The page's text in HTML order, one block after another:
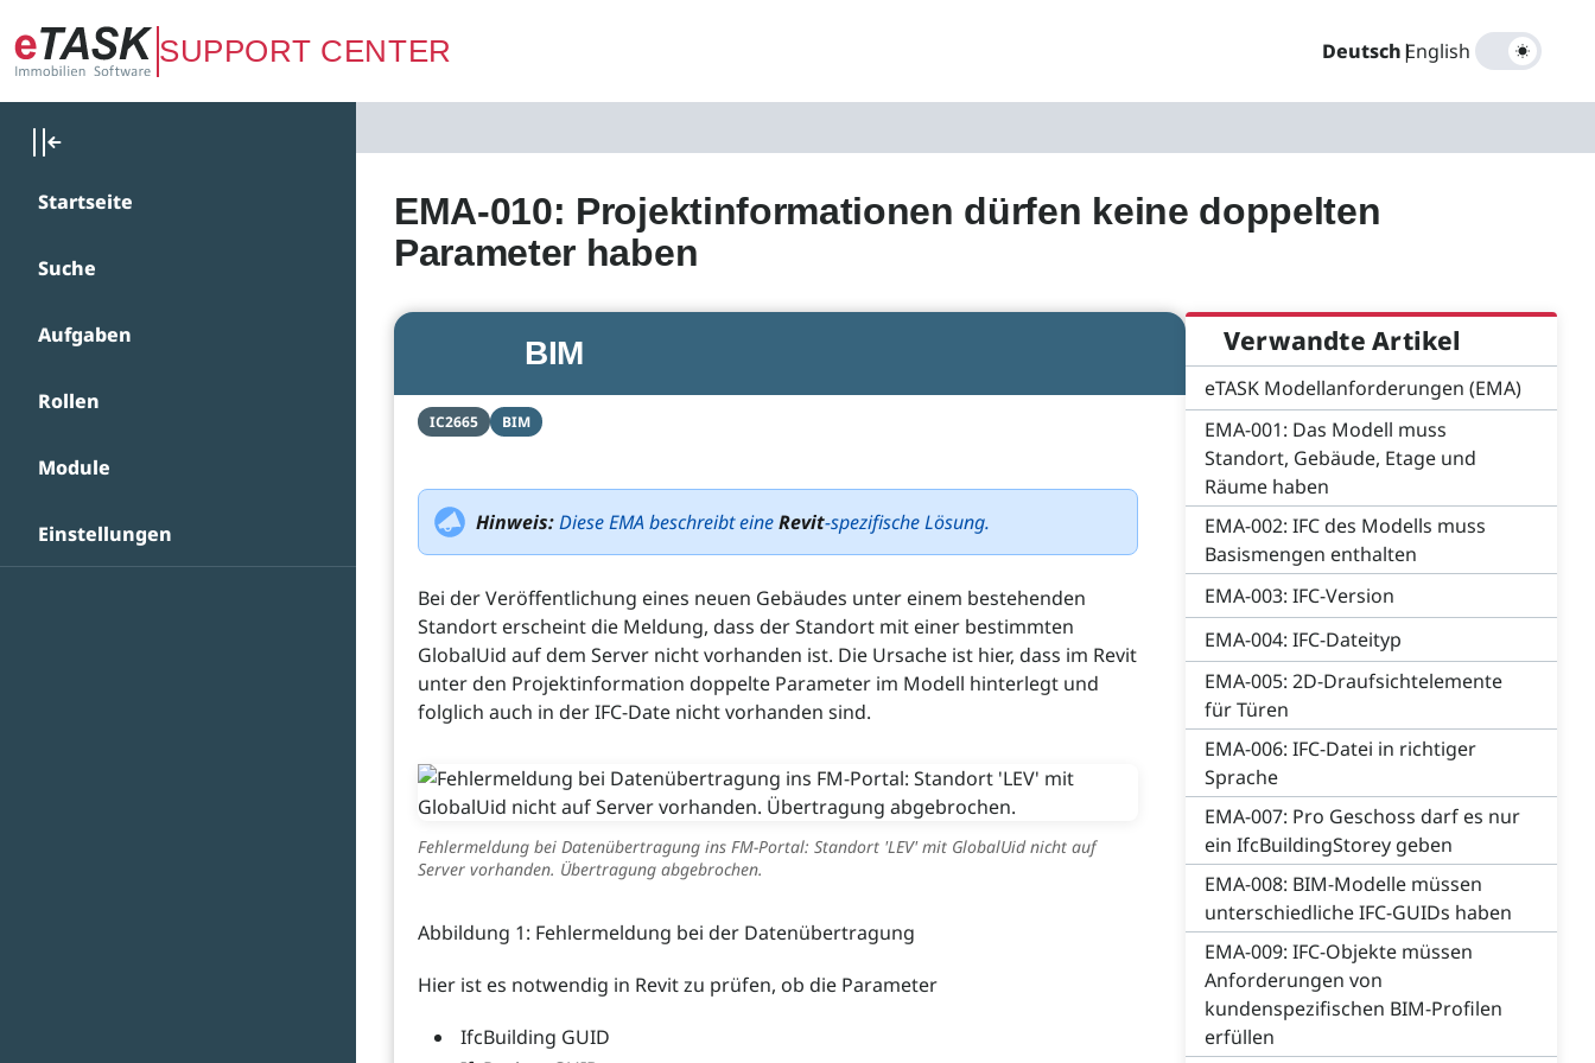
Zum Hauptinhalt springen
SUPPORT CENTER Deutsch|
English
Startseite
Suche
Aufgaben
Rollen
Module
Einstellungen
EMA-010: Projektinformationen dürfen keine doppelten
Parameter haben
BIM
IC2665 BIM
Hinweis:Diese EMA beschreibt eineRevit-spezifische Lösung.
Bei der Veröffentlichung eines neuen Gebäudes unter einem bestehenden
Standort erscheint die Meldung, dass der Standort mit einer bestimmten
GlobalUid auf dem Server nicht vorhanden ist. Die Ursache ist hier, dass im Revit
unter den Projektinformation doppelte Parameter im Modell hinterlegt und
folglich auch in der IFC-Date nicht vorhanden sind.
Fehlermeldung bei Datenübertragung ins FM-Portal: Standort 'LEV' mit GlobalUid nicht auf
Server vorhanden. Übertragung abgebrochen.
Abbildung 1: Fehlermeldung bei der Datenübertragung
Hier ist es notwendig in Revit zu prüfen, ob die Parameter
IfcBuilding GUID
Verwandte Artikel
eTASK Modellanforderungen (EMA)
EMA-001: Das Modell muss
Standort, Gebäude, Etage und
Räume haben
EMA-002: IFC des Modells muss
Basismengen enthalten
EMA-003: IFC-Version
EMA-004: IFC-Dateityp
EMA-005: 2D-Draufsichtelemente
für Türen
EMA-006: IFC-Datei in richtiger
Sprache
EMA-007: Pro Geschoss darf es nur
ein IfcBuildingStorey geben
EMA-008: BIM-Modelle müssen
unterschiedliche IFC-GUIDs haben
EMA-009: IFC-Objekte müssen
Anforderungen von
kundenspezifischen BIM-Profilen
erfüllen